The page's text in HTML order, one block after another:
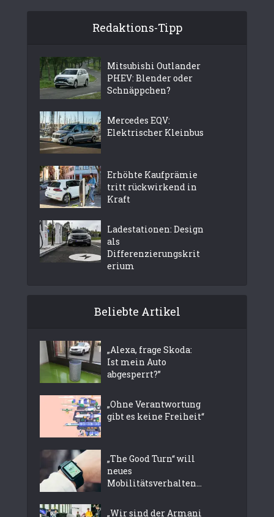
Redaktions-Tipp
Mitsubishi Outlander
PHEV: Blender oder
Schnäppchen?
Mercedes EQV:
Elektrischer Kleinbus
Erhöhte Kaufprämie
tritt rückwirkend in
Kraft
Ladestationen: Design
als
Differenzierungskrit
erium
Beliebte Artikel
„Alexa, frage Skoda:
Ist mein Auto
abgesperrt?”
„Ohne Verantwortung
gibt es keine Freiheit“
„The Good Turn“ will
neues
Mobilitätsverhalten...
„Wir sind der Armani